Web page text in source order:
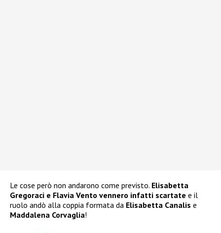
Le cose però non andarono come previsto. Elisabetta
Gregoraci e Flavia Vento vennero infatti scartate e il
ruolo andò alla coppia formata da Elisabetta Canalis e
Maddalena Corvaglia!